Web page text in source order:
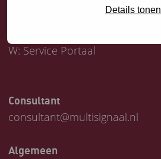
Details tonen
W: Service Portaal
Consultant
consultant@multisignaal.nl
Algemeen